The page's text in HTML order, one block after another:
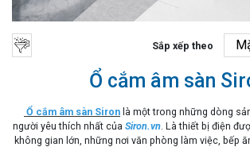
Sắp xếp theo
Ổ cắm âm sàn
Ổ cắm âm sàn Siron là một trong những dòng
người yêu thích nhất của Siron.vn . Là thiết bị điện
không gian lớn, những nơi văn phòng làm việc, bếp